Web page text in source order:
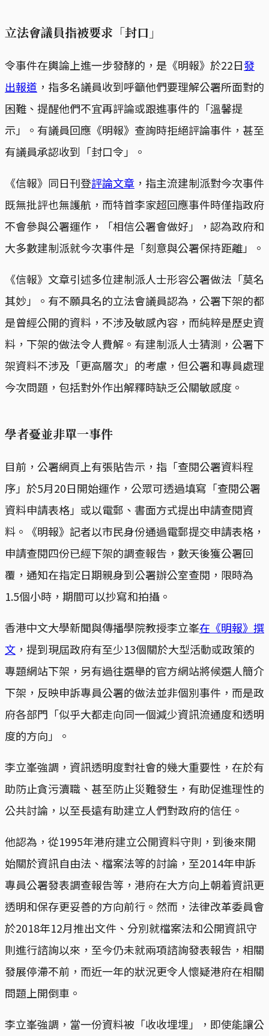
立法會議員指被要求「封口」
令事件在輿論上進一步發酵的，是《明報》於22日發
出報道 ，指多名議員收到呼籲他們要理解公署所面對的
困難、提醒他們不宜再評論或跟進事件的「溫馨提
示」。有議員回應《明報》查詢時拒絕評論事件，甚至
有議員承認收到「封口令」。
《信報》同日刊登評論文章 ，指主流建制派對今次事件
既無批評也無護航，而特首李家超回應事件時僅指政府
不會參與公署運作，「相信公署會做好」，認為政府和
大多數建制派就今次事件是「刻意與公署保持距離」。
《信報》文章引述多位建制派人士形容公署做法「莫名
其妙」。有不願具名的立法會議員認為，公署下架的都
是曾經公開的資料，不涉及敏感內容，而純粹是歷史資
料，下架的做法令人費解。有建制派人士猜測，公署下
架資料不涉及「更高層次」的考慮，但公署和專員處理
今次問題，包括對外作出解釋時缺乏公關敏感度。
學者憂並非單一事件
目前，公署網頁上有張貼告示，指「查閱公署資料程
序」於5月20日開始運作，公眾可透過填寫「查閱公署
資料申請表格」或以電郵、書面方式提出申請查閱資
料。《明報》記者以市民身份通過電郵提交申請表格，
申請查閱四份已經下架的調查報告，數天後獲公署回
覆，通知在指定日期親身到公署辦公室查閱，限時為
1.5個小時，期間可以抄寫和拍攝。
香港中文大學新聞與傳播學院教授李立峯在《明報》撰
文 ，提到現屆政府有至少13個關於大型活動或政策的
專題網站下架，另有過往選舉的官方網站將候選人簡介
下架，反映申訴專員公署的做法並非個別事件，而是政
府各部門「似乎大都走向同一個減少資訊流通度和透明
度的方向」。
李立峯強調，資訊透明度對社會的幾大重要性，在於有
助防止貪污瀆職、甚至防止災難發生，有助促進理性的
公共討論，以至長遠有助建立人們對政府的信任。
他認為，從1995年港府建立公開資料守則，到後來開
始關於資訊自由法、檔案法等的討論，至2014年申訴
專員公署發表調查報告等，港府在大方向上朝着資訊更
透明和保存更妥善的方向前行。然而，法律改革委員會
於2018年12月推出文件、分別就檔案法和公開資訊守
則進行諮詢以來，至今仍未就兩項諮詢發表報告，相關
發展停滯不前，而近一年的狀況更令人懷疑港府在相關
問題上開倒車。
李立峯強調，當一份資料被「收收埋埋」，即使能讓公